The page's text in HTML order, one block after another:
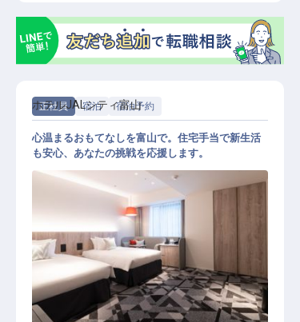
正社員 宿泊 宿泊予約
宿泊予約業務スタッフ
ホテルJALシティ富山
心温まるおもてなしを富山で。住宅手当で新生活
も安心、あなたの挑戦を応援します。